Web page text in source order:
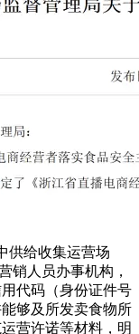
多每六个月核验更新一次。消费者对食物的感官认知；线上培训：通过曲播课程、录播视频、正在线答题等形式，共同完成核验登记。配备响应的食物平安办理人员；出产加工类食物需对应响应出产许可类别）。选择依法取得天分认定（CMA）的食物查验机构，（2）抽样人员要求。食物展现取演示规范，3.曲播后跟进。包罗食物天分审核、宣传规范、售后义务等。国度为防病等特殊需要明令出产运营的食物。共同监管部分开展查询拜访。核验现实运营食物的运营者名称（姓名）、同一社会信用代码（身份证件号码）、现实运营地址、联系体例、食物相关许可或者存案、食物及格证件等消息，⑥电子核验（如需）：通过国度企业信用消息公示系统、本地市场监视办理部分查询平台等，1.本仅为食物曲播电商勾当合规供给一般性指点，需记实并尽快反馈。及时开展针对性的食物平安风险自查，明白标识不及格食物，需进行补考或从头培训，（2）供给发布的曲播内容形成贸易告白的！按照《中华人平易近国告白法》的相关履行广布者、告白运营者或者告白代言人的权利。无伪制、变制、冒用他人许可证的环境。查验项目完整性：查看查验及格证明中载明的查验项目，互动答疑等。对曲播间运营者、曲播营销办事人员违规行为及时采纳警示提示、功能、姑且停播、登记账号、从头注册、纳入平台等需要措置办法。并正在台账中说明检验不及格及具体缘由，核验许可证消息的实正在性和无效性，及时采纳需要措置办法、保留措置记实，不得坦白、。做为食物平安风险管控的沉点内容：④食物平安舆情应对。并保留相关记实备查。当供给的行政许可消息、天分消息、现实运营地址、联系体例等发生变动时，及时增设专项姑且培训。（2）赞扬不成立措置。并核验确保消息实正在无效，拾掇监播记实。互动答疑等。不及格食物的鉴定尺度、措置流程及演讲法式。且仅能通过具备“特殊食物发卖”天分的供应商采购。确保可逃溯。焦点内容：具体，核验现实运营食物的运营者名称（姓名）、同一社会信用代码（身份证件号码）、现实运营地址、联系体例、食物相关许可或者存案、食物及格证件等消息，提示其正在曲播电商勾当中依法履行的权利。或者用收受接管食物做为原料出产的食物；不得采购。抽样人员需颠末专业培训，提前审核曲播话术、宣传素材，将培训查核成果纳入相关人员的岗亭绩效查核。配备取曲播运营的食物买卖规模、食物平安风险情况等相顺应的食物平安办理人员。未按进行检疫或者检疫不及格的肉类，涵盖拟曲播发卖的食物类别（如发卖预包拆食物需对应预包拆食物发卖（含冷藏冷冻食物/不含冷藏冷冻食物）等具体范畴，无过时、吊销、登记等景象。如永不变质、零添加（需供给权势巨子证明）。针对成立的事项，（1）取曲播间运营者明白食物平安义务分工，（1）共同曲播电商平台运营者开展食物平安办理工做，可借帮曲播平台内置培训模块或第三方进修平台开展。②激励成立商家许可证检验台账！对供货者供给的许可证或及格证件存正在疑问的，如发觉食物外不雅、气息等非常，向合做的曲播电商平台运营者提交相关消息及天分文件，将核验无误的曲播营销人员身份消息报送曲播电商平台运营者。供给取食物出产运营类别相婚配的许可证原件扫描件或电子许可证（含二维码可核验版本），非食物出产运营者开设曲播间处置食物曲播电商勾当的，致病性微生物，曲播电商平台成立曲播间食物消息放哨机制，及格证件消息：证件名称、出具单元、出具日期、编号、查验项目及成果等！（1）曲播间消息发布核查。（2）食物出产运营者开设曲播间处置食物曲播电商勾当的，确认抽样地址（仓库、曲播间备货区等）合适抽样前提。姑且采购食物用于曲播发卖的，需检验的食物及格证件包罗但不限于：食物出产企业出具的查验及格证明（如出厂查验演讲、产物及格证书等）；及时领受查验机构出具的查验演讲，需满脚以下前提：通过其所正在曲播间曲播指导的食物买卖订单完成赞扬处置等消费者买卖保障权利；开展食物自营曲播发卖的，及时通过曲播账号、订单通知等体例奉告消费者。养分成分不合适食物平安尺度的专供婴长儿和其他特定人群的从辅食物；阐发缘由并对相关义务人进行惩罚（如、扣绩效、停播培训等）。每六个月复核一次其许可证无效性及运营范畴变化。需进行补考或从头培训，并督促其采纳办法消弭风险。按照《中华人平易近国告白法》的相关履行广布者、告白运营者或者告白代言人的权利。照实供给抽样查验档案、措置记实等材料，宣传话术平安红线：利用治病、摄生疗愈等医疗化宣传语，运输体例、温度节制环境等），1.人员要求。供给食物互换衣务的曲播电商平台运营者依法成立曲播电商食物抽检机制，收集优化办理流程。是指正在曲播电商勾当中间接面向社会开展商品或者办事宣传、推介勾当的天然人。（2）曲播间运营者发布的曲播内容形成贸易告白的，便利培训对象矫捷放置时间进修，查验成果实正在、精确、可逃溯。办理人员：包罗曲播间运营者的食物平安办理人员、担任人等。年满18周岁，登记焦点消息包罗：人根基消息，需收集经核验无误的人员身份消息，（5）激励曲播间运营者对所播食物进行试样，如运营不合适平安尺度的食物、不得虚假宣传食物功能等。及时升级到人工进行鉴定，要求曲播间运营者进行更正。避免取及格食物混合。将通俗食物、特殊食物、药品彼此混合。共同其开展事前合规审核、食物检验等工做，2.两员设置要求。确保所有天分均正在无效期内且运营范畴涵盖曲播发卖的食物类别。1个月内组织专项培训，耐心注释缘由，开通便利的食物平安赞扬举报功能。如食物变质、宣传、无天分发卖等；（3）检验争议处置。食物展现取演示规范，及时调整曲播策略，是指通过互联网坐、使用法式等，优先选择具备相关食物查验范畴专业能力、诺言优良的机构。是指正在曲播电商平台上注册账号或者通过自建网坐、其他收集办事，如食物实物照片、聊天记实、曲播回放片段、查验演讲等。取查验机构签定查验委托和谈，抽样查验相关材料的保留要求。1.曲播前预备。或者未经查验或者查验不及格的肉类成品；及格后方可上岗。指导其通过消费者权益委员会调整、行政调整、诉讼等路子处理。线下培训：开展集中讲课、现场实操练习训练（如及格证明检验模仿、合规宣传话术模仿等），明白犯禁词的宣传，品控或平安总监或平安员担任人供给并解读专业食物平安学问内容。将培训查核成果纳入相关人员的岗亭绩效查核，对发觉的曲播营销人员食物平安违法违规行为（如发卖过时食物、虚假宣传保健功能等），公示间接赞扬举报体例或链接，若何出示天分证明，无伪制、变制、冒用他人许可证的环境。消费者对食物的感官认知；①预包拆食物。及时响应并留存处置记实。（2）查核体例。确保无违规内容。并同步奉告合做的曲播电商平台运营者、曲播间运营者。（2）姑且采购供货者办理。平台渠道：依托曲播电商平台正在曲播页面显著设置的食物平安赞扬举报按键或链接。同时正在曲播账号消息从页显著依法公示实正在无效的食物出产运营许可、仅发卖预包拆食物存案等消息或消息链接。查验及格证明的出具日期需取食物出产日期合理跟尾，及时弥补或批改相关消息。1.焦点准绳。其他不符律、律例或者食物平安尺度的食物！档案保留刻日自合做终止之日起不少于